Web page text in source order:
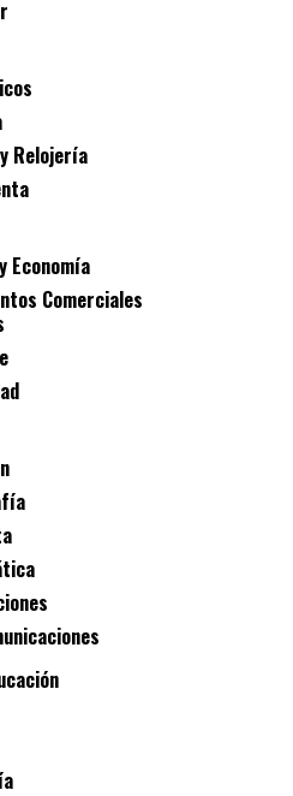
Relojería
Economía
Comerciales